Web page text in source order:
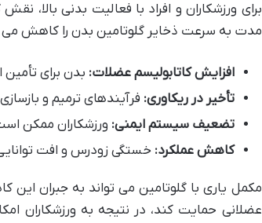
برای ورزشکاران و افراد با فعالیت بدنی
مدت به سرعت ذخایر گلوتامین بدن را کاهش می
افزایش کاتابولیسم عضلات: بدن برای
تأخیر در ریکاوری: فرآیندهای ترمیم و
تضعیف سیستم ایمنی: ورزشکاران ممکن
کاهش عملکرد: خستگی زودرس و افت
مکمل یاری با گلوتامین می تواند به جبران
عضلانی حمایت کند، در نتیجه به ورزشکاران